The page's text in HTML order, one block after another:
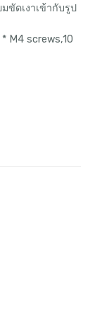
ขัดเงาเข้ากับรูป
M4 screws,10